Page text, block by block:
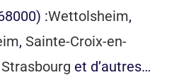
:Wettolsheim,
, Sainte-Croix-en-
Strasbourg et d’autres…